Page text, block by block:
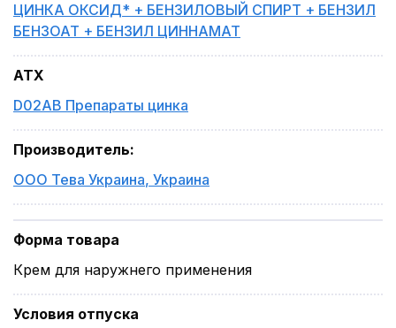
ЦИНКА ОКСИД* + БЕНЗИЛОВЫЙ СПИРТ + БЕНЗИЛ
БЕНЗОАТ + БЕНЗИЛ ЦИННАМАТ
ATX
D02AB Препараты цинка
Производитель:
ООО Тева Украина, Украина
Форма товара
Крем для наружнего применения
Условия отпуска